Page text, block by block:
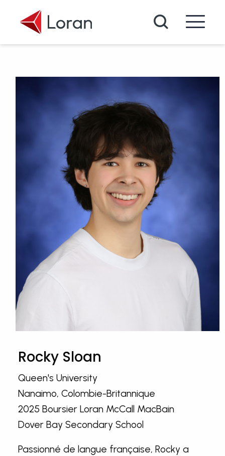
Recherche
Rocky Sloan
Queen's University
Nanaimo, Colombie-Britannique
2025 Boursier Loran McCall MacBain
Dover Bay Secondary School
Passionné de langue française, Rocky a